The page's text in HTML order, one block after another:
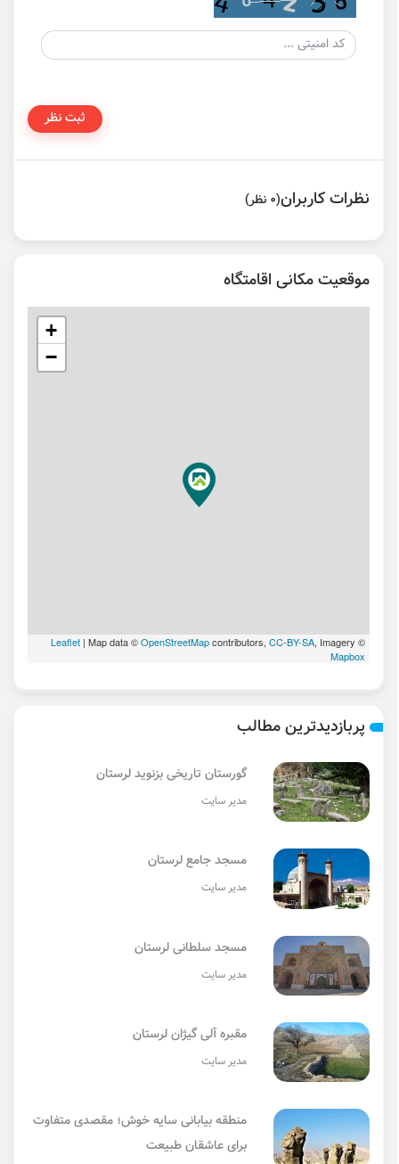
ثبت نظر
نظرات کاربران(0 نظر)
موقعیت مکانی اقامتگاه
+
−
Leaflet | Map data ©OpenStreetMapcontributors, CC-BY-SA, Imagery ©
Mapbox
پربازدیدترین مطالب
گورستان تاریخی بزنوید لرستان
مدیر سایت
مسجد جامع لرستان
مدیر سایت
مسجد سلطانی لرستان
مدیر سایت
مقبره آلی گیژان لرستان
مدیر سایت
منطقه بیابانی سایه خوش؛ مقصدی متفاوت
برای عاشقان طبیعت